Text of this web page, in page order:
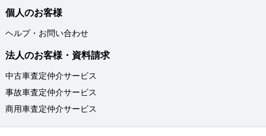
個人のお客様
ヘルプ・お問い合わせ
法人のお客様・資料請求
中古車査定仲介サービス
事故車査定仲介サービス
商用車査定仲介サービス